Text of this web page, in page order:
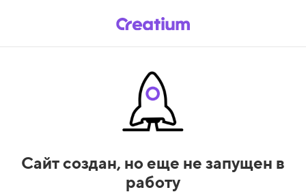
Сайт создан, но еще не запущен в
работу